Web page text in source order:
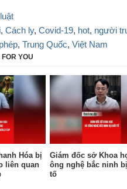
, Cách ly, Covid-19, hot, người
, Trung Quốc, Việt Nam
YOU
Hóa bị
liên quan
Giám đốc sở Khoa
ông nghệ bắc ninh
tố